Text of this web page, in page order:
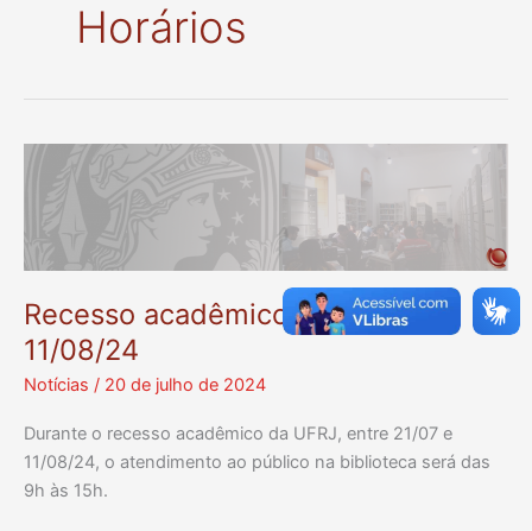
Horários
Recesso acadêmico – 21/07 a
11/08/24
Notícias / 20 de julho de 2024
Durante o recesso acadêmico da UFRJ, entre 21/07 e
11/08/24, o atendimento ao público na biblioteca será das
9h às 15h.